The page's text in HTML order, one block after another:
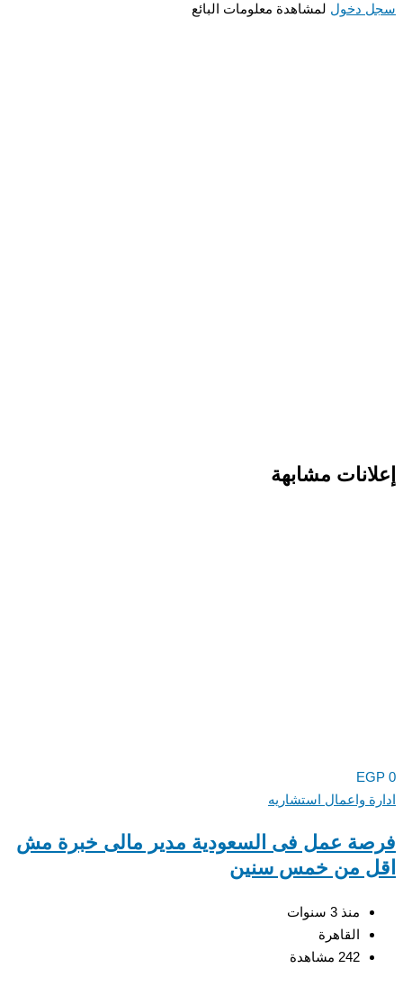
سجل دخول لمشاهدة معلومات البائع
إعلانات مشابهة
EGP 0
ادارة واعمال استشاريه
فرصة عمل فى السعودية مدير مالى خبرة مش
اقل من خمس سنين
منذ 3 سنوات
القاهرة
242 مشاهدة